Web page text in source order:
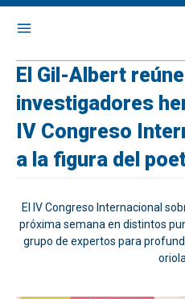
El Gil-Albert
investigadores
IV Congreso
a la figura del
El IV Congreso Internacional
próxima semana en distintos
grupo de expertos para